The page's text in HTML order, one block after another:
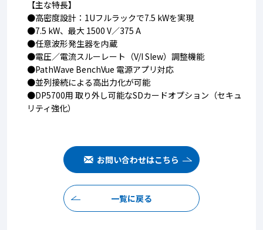
【主な特長】
●高密度設計：1Uフルラックで7.5 kWを実現
●7.5 kW、最大 1500 V／375 A
●任意波形発生器を内蔵
●電圧／電流スルーレート（V/I Slew）調整機能
●PathWave BenchVue 電源アプリ対応
●並列接続による高出力化が可能
●DP5700用 取り外し可能なSDカードオプション（セキュ
リティ強化）
お問い合わせはこちら
一覧に戻る